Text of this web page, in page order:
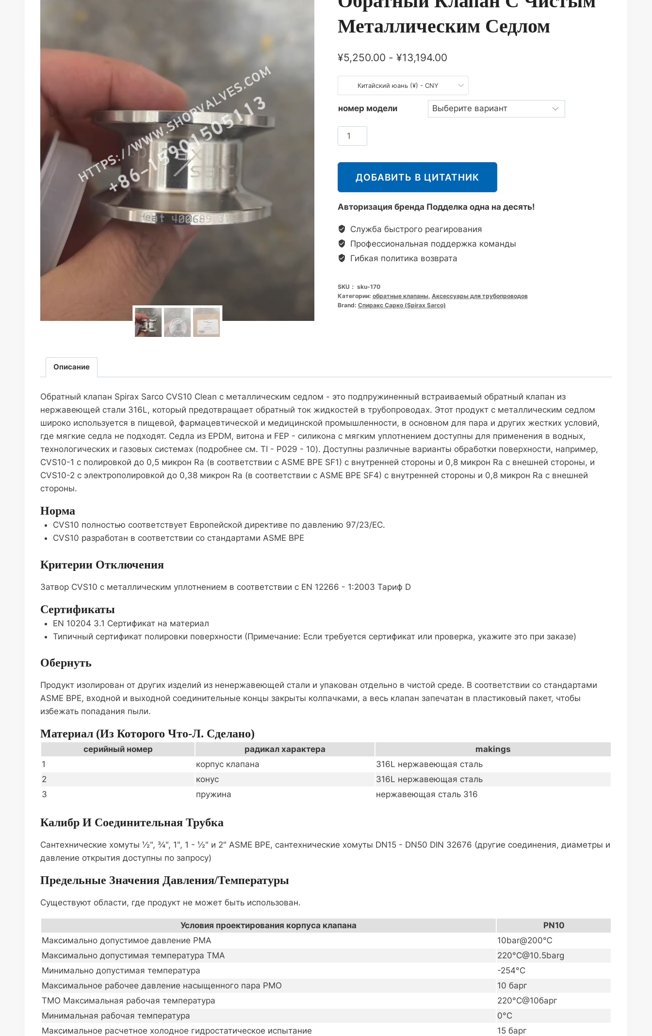
Металлическим Седлом
¥5,250.00 - ¥13,194.00
Китайский юань (¥) - CNY
номер модели
派
Spirax
CVS10-
1M
洁
净
型
属
阀
ДОБАВИТЬ В ЦИТАТНИК
Авторизация бренда Подделка одна на десять!
Служба быстрого реагирования
Профессиональная поддержка команды
Гибкая политика возврата
SKU： sku-170
Категории: обратные клапаны, Аксессуары для трубопроводов
Brand: Спиракс Сарко (Spirax Sarco)
Описание
Обратный клапан Spirax Sarco CVS10 Clean с металлическим седлом - это подпружиненный встраиваемый обратный клапан из
нержавеющей стали 316L, который предотвращает обратный ток жидкостей в трубопроводах. Этот продукт с металлическим седлом
широко используется в пищевой, фармацевтической и медицинской промышленности, в основном для пара и других жестких условий,
где мягкие седла не подходят. Седла из EPDM, витона и FEP - силикона с мягким уплотнением доступны для применения в водных,
технологических и газовых системах (подробнее см. TI - P029 - 10). Доступны различные варианты обработки поверхности, например,
CVS10-1 с полировкой до 0,5 микрон Ra (в соответствии с ASME BPE SF1) с внутренней стороны и 0,8 микрон Ra с внешней стороны, и
CVS10-2 с электрополировкой до 0,38 микрон Ra (в соответствии с ASME BPE SF4) с внутренней стороны и 0,8 микрон Ra с внешней
стороны.
Норма
CVS10 полностью соответствует Европейской директиве по давлению 97/23/EC.
CVS10 разработан в соответствии со стандартами ASME BPE
Критерии Отключения
Затвор CVS10 с металлическим уплотнением в соответствии с EN 12266 - 1:2003 Тариф D
Сертификаты
EN 10204 3.1 Сертификат на материал
Типичный сертификат полировки поверхности (Примечание: Если требуется сертификат или проверка, укажите это при заказе)
Обернуть
Продукт изолирован от других изделий из ненержавеющей стали и упакован отдельно в чистой среде. В соответствии со стандартами
ASME BPE, входной и выходной соединительные концы закрыты колпачками, а весь клапан запечатан в пластиковый пакет, чтобы
избежать попадания пыли.
Материал (из Которого Что-Л. Сделано)
серийный номер радикал характера
makings
1
корпус клапана
316L нержавеющая сталь
2
конус
316L нержавеющая сталь
3
пружина нержавеющая сталь 316
Калибр И Соединительная Трубка
Сантехнические хомуты ½", ¾", 1", 1 - ½" и 2" ASME BPE, сантехнические хомуты DN15 - DN50 DIN 32676 (другие соединения, диаметры и
давление открытия доступны по запросу)
Предельные Значения Давления/температуры
Существуют области, где продукт не может быть использован.
Условия проектирования корпуса клапана
PN10
Максимально допустимое давление PMA
10bar@200℃
Максимально допустимая температура TMA
220°C@10.5barg
Минимально допустимая температура
-254°C
Максимальное рабочее давление насыщенного пара PMO
10 барг
TMO Максимальная рабочая температура
220°C@10барг
Минимальная рабочая температура
0°C
Максимальное расчетное холодное гидростатическое испытание
15 барг